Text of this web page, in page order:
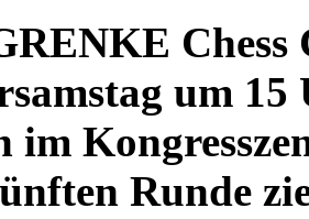
Chess
um
im
Runde